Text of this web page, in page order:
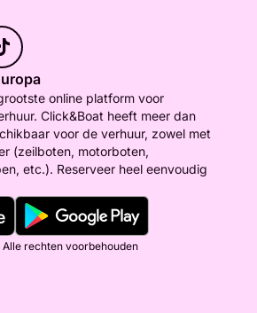
online platform voor
Click&Boat heeft meer dan
voor de verhuur, zowel met
(zeilboten, motorboten,
etc.). Reserveer heel eenvoudig
rechten voorbehouden